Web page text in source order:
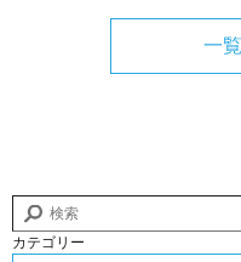
一
カテゴリー